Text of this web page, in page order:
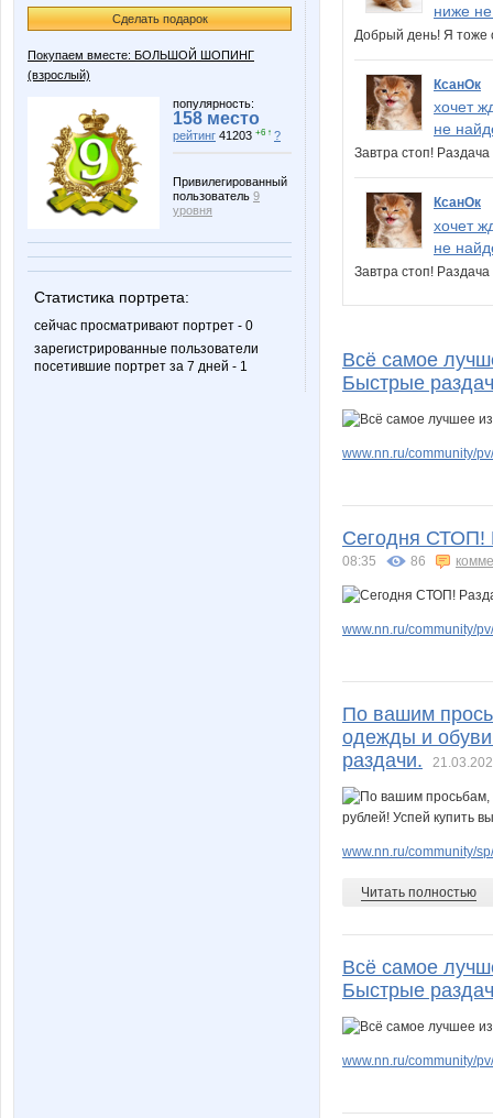
Сделать подарок
Покупаем вместе: БОЛЬШОЙ ШОПИНГ
(взрослый)
популярность:
158 место
рейтинг 41203 +6 ↑ ?
Привилегированный
пользователь 9
уровня
Статистика портрета:
сейчас просматривают портрет - 0
зарегистрированные пользователи
посетившие портрет за 7 дней - 1
ниже
Добрый день! Я тоже
КсанОк
хочет
не
Завтра стоп!
КсанОк
хочет
не
Завтра стоп!
Всё самое
Быстрые
www.nn.ru/community/
Сегодня СТОП!
08:35 86
www.nn.ru/community/
По вашим
одежды и
раздачи.
www.nn.ru/community/
Читать полностью
Всё самое
Быстрые
www.nn.ru/community/